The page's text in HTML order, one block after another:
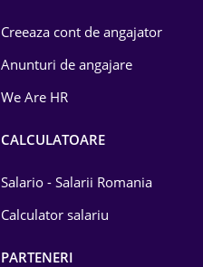
Creeaza cont de angajator
Anunturi de angajare
We Are HR
CALCULATOARE
Salario - Salarii Romania
Calculator salariu
PARTENERI